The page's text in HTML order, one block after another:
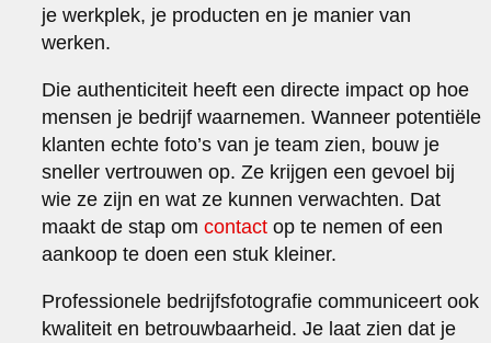
je werkplek, je producten en je manier van
werken.
Die authenticiteit heeft een directe impact op hoe
mensen je bedrijf waarnemen. Wanneer potentiële
klanten echte foto’s van je team zien, bouw je
sneller vertrouwen op. Ze krijgen een gevoel bij
wie ze zijn en wat ze kunnen verwachten. Dat
maakt de stap omcontact op te nemen of een
aankoop te doen een stuk kleiner.
Professionele bedrijfsfotografie communiceert ook
kwaliteit en betrouwbaarheid. Je laat zien dat je